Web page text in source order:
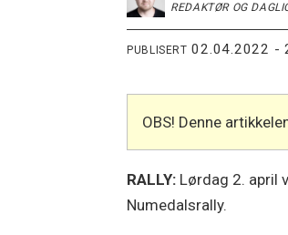
REDAKTØR OG
PUBLISERT 02.04.2022 -
OBS! Denne
RALLY: Lørdag 2. april
Numedalsrally.